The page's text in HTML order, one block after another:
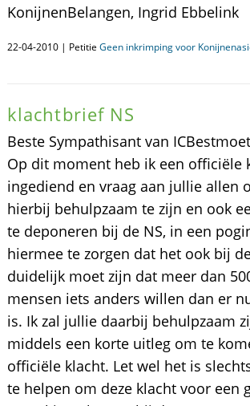
KonijnenBelangen, Ingrid Ebbelink
22-04-2010 | Petitie Geen inkrimping voor
klachtbrief NS
Beste Sympathisant van
Op dit moment heb ik een officiële
ingediend en vraag aan jullie allen
hierbij behulpzaam te zijn en ook
te deponeren bij de NS, in een
hiermee te zorgen dat het ook bij
duidelijk moet zijn dat meer dan
mensen iets anders willen dan er
is. Ik zal jullie daarbij behulpzaam
middels een korte uitleg om te
officiële klacht. Let wel het is
te helpen om deze klacht voor een